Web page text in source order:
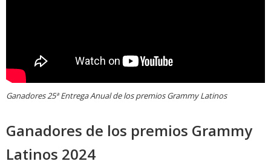
Ganadores 25ª Entrega Anual de los premios Grammy Latinos
Ganadores de los premios Grammy
Latinos 2024